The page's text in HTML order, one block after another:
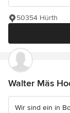
50354 Hürth
Walter Mäs
Wir sind ein in